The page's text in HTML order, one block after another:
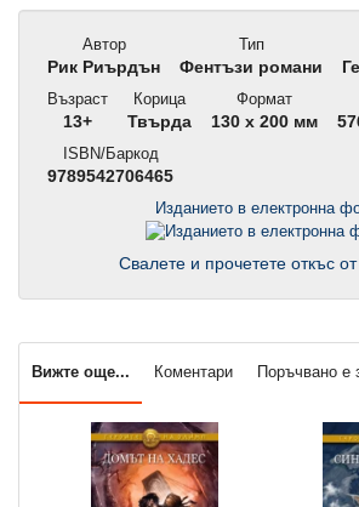
Автор
Рик Риърдън
Тип
Фентъзи романи
Възраст
13+
Корица
Твърда
Формат
130 x 200 мм
ISBN/Баркод
9789542706465
Изданието в електронна
Свалете и прочетете откъс от
Вижте още... Коментари Поръчвано е